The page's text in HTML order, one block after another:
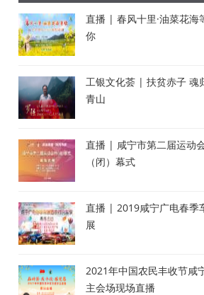
直播 | 春风十里·油菜花海
你
工银文化荟 | 扶贫赤子 魂
青山
直播 | 咸宁市第二届运动
（闭）幕式
直播 | 2019咸宁广电春季
展
2021年中国农民丰收节咸
主会场现场直播